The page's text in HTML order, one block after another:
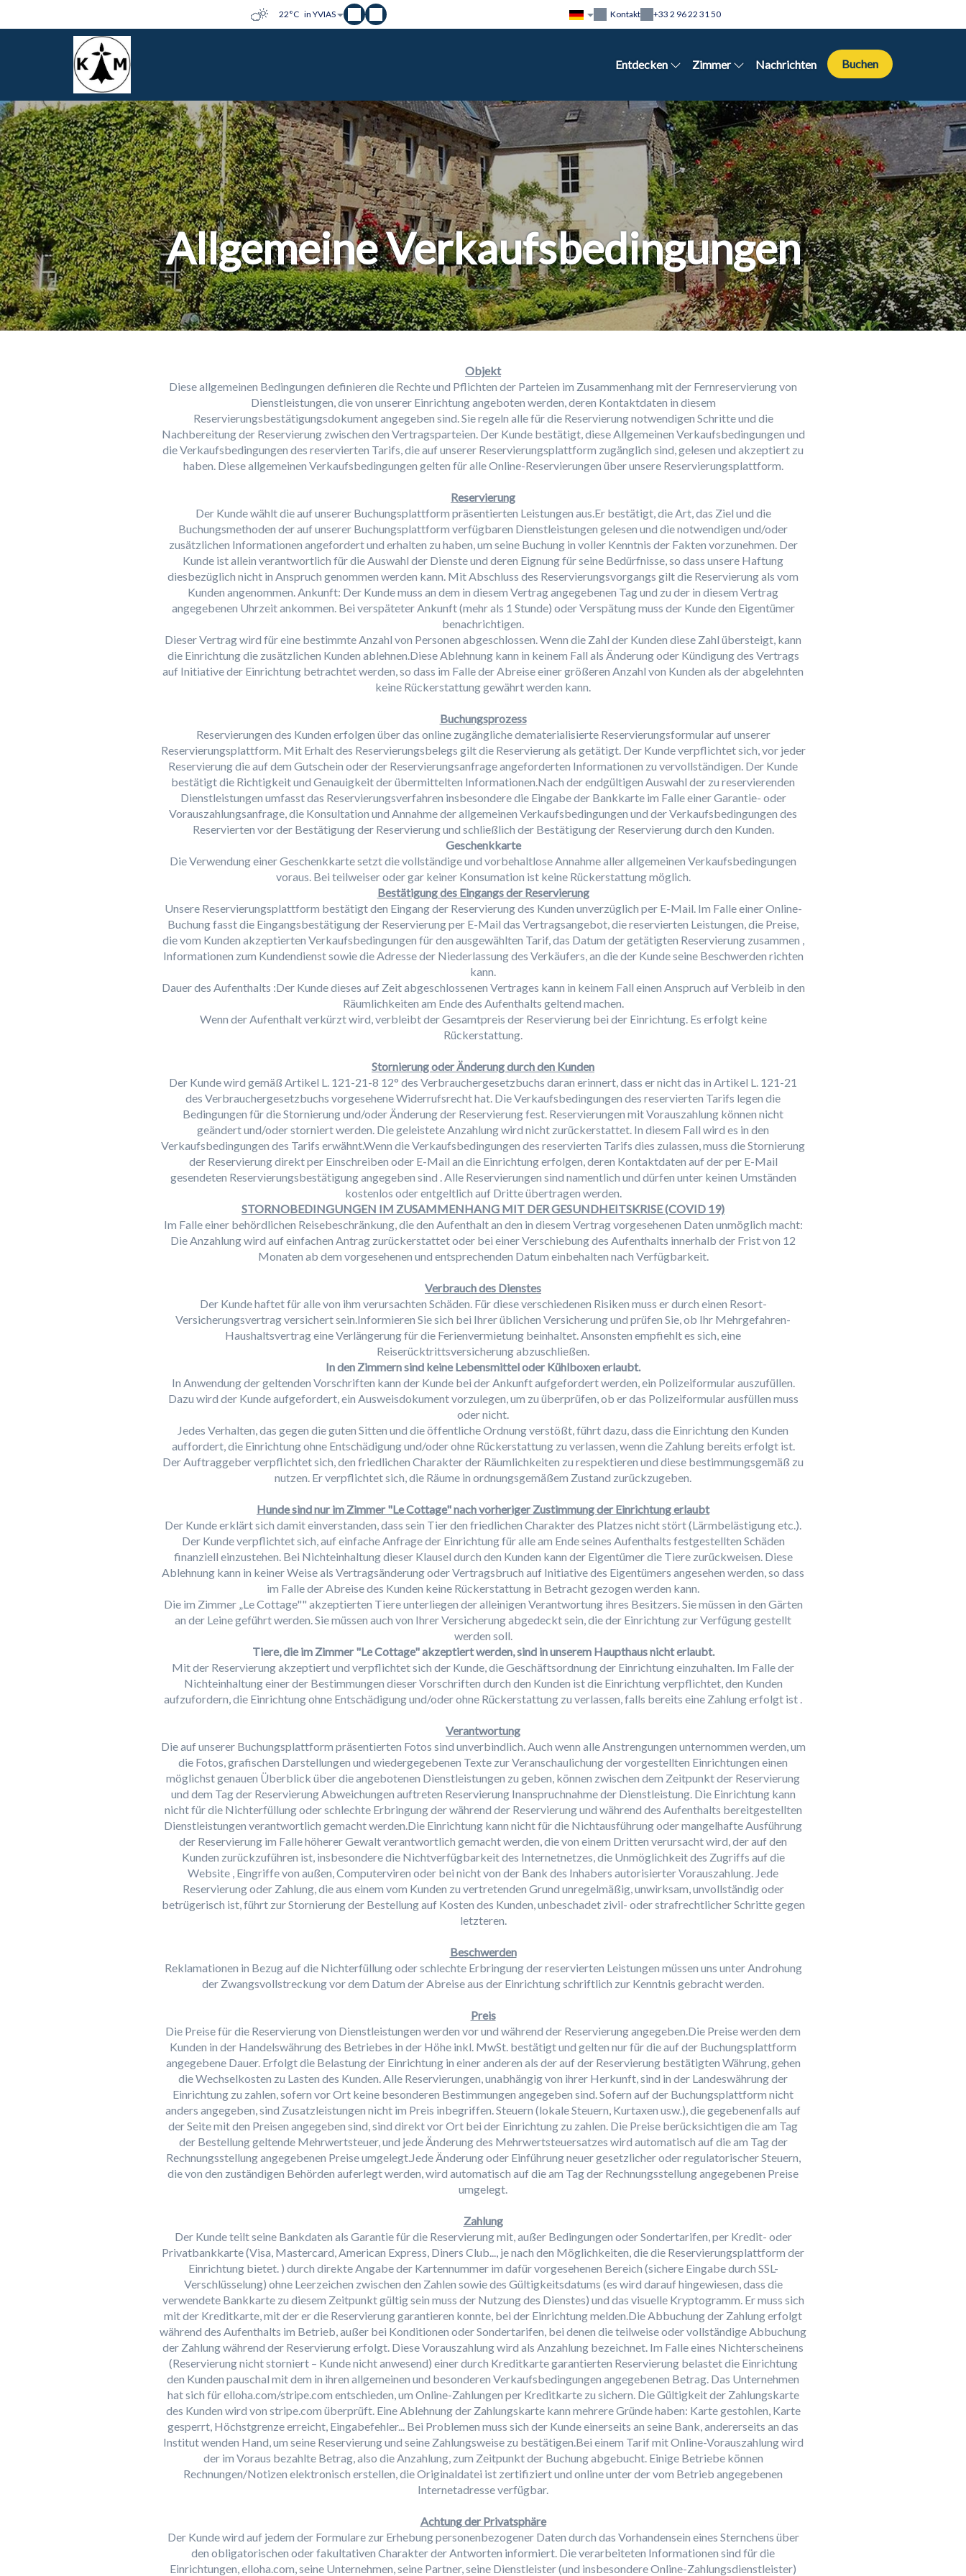
22°C in YVIAS Kontakt +33 2 96 22 31 50
Entdecken Zimmer Nachrichten Buchen
Allgemeine Verkaufsbedingungen
Objekt
Diese allgemeinen Bedingungen definieren die Rechte und Pflichten der Parteien im Zusammenhang mit der Fernreservierung von
Dienstleistungen, die von unserer Einrichtung angeboten werden, deren Kontaktdaten in diesem
Reservierungsbestätigungsdokument angegeben sind. Sie regeln alle für die Reservierung notwendigen Schritte und die
Nachbereitung der Reservierung zwischen den Vertragsparteien. Der Kunde bestätigt, diese Allgemeinen Verkaufsbedingungen und
die Verkaufsbedingungen des reservierten Tarifs, die auf unserer Reservierungsplattform zugänglich sind, gelesen und akzeptiert zu
haben. Diese allgemeinen Verkaufsbedingungen gelten für alle Online-Reservierungen über unsere Reservierungsplattform.
Reservierung
Der Kunde wählt die auf unserer Buchungsplattform präsentierten Leistungen aus.Er bestätigt, die Art, das Ziel und die
Buchungsmethoden der auf unserer Buchungsplattform verfügbaren Dienstleistungen gelesen und die notwendigen und/oder
zusätzlichen Informationen angefordert und erhalten zu haben, um seine Buchung in voller Kenntnis der Fakten vorzunehmen. Der
Kunde ist allein verantwortlich für die Auswahl der Dienste und deren Eignung für seine Bedürfnisse, so dass unsere Haftung
diesbezüglich nicht in Anspruch genommen werden kann. Mit Abschluss des Reservierungsvorgangs gilt die Reservierung als vom
Kunden angenommen. Ankunft: Der Kunde muss an dem in diesem Vertrag angegebenen Tag und zu der in diesem Vertrag
angegebenen Uhrzeit ankommen. Bei verspäteter Ankunft (mehr als 1 Stunde) oder Verspätung muss der Kunde den Eigentümer
benachrichtigen.
Dieser Vertrag wird für eine bestimmte Anzahl von Personen abgeschlossen. Wenn die Zahl der Kunden diese Zahl übersteigt, kann
die Einrichtung die zusätzlichen Kunden ablehnen.Diese Ablehnung kann in keinem Fall als Änderung oder Kündigung des Vertrags
auf Initiative der Einrichtung betrachtet werden, so dass im Falle der Abreise einer größeren Anzahl von Kunden als der abgelehnten
keine Rückerstattung gewährt werden kann.
Buchungsprozess
Reservierungen des Kunden erfolgen über das online zugängliche dematerialisierte Reservierungsformular auf unserer
Reservierungsplattform. Mit Erhalt des Reservierungsbelegs gilt die Reservierung als getätigt. Der Kunde verpflichtet sich, vor jeder
Reservierung die auf dem Gutschein oder der Reservierungsanfrage angeforderten Informationen zu vervollständigen. Der Kunde
bestätigt die Richtigkeit und Genauigkeit der übermittelten Informationen.Nach der endgültigen Auswahl der zu reservierenden
Dienstleistungen umfasst das Reservierungsverfahren insbesondere die Eingabe der Bankkarte im Falle einer Garantie- oder
Vorauszahlungsanfrage, die Konsultation und Annahme der allgemeinen Verkaufsbedingungen und der Verkaufsbedingungen des
Reservierten vor der Bestätigung der Reservierung und schließlich der Bestätigung der Reservierung durch den Kunden.
Geschenkkarte
Die Verwendung einer Geschenkkarte setzt die vollständige und vorbehaltlose Annahme aller allgemeinen Verkaufsbedingungen
voraus. Bei teilweiser oder gar keiner Konsumation ist keine Rückerstattung möglich.
Bestätigung des Eingangs der Reservierung
Unsere Reservierungsplattform bestätigt den Eingang der Reservierung des Kunden unverzüglich per E-Mail. Im Falle einer Online-
Buchung fasst die Eingangsbestätigung der Reservierung per E-Mail das Vertragsangebot, die reservierten Leistungen, die Preise,
die vom Kunden akzeptierten Verkaufsbedingungen für den ausgewählten Tarif, das Datum der getätigten Reservierung zusammen ,
Informationen zum Kundendienst sowie die Adresse der Niederlassung des Verkäufers, an die der Kunde seine Beschwerden richten
kann.
Dauer des Aufenthalts :Der Kunde dieses auf Zeit abgeschlossenen Vertrages kann in keinem Fall einen Anspruch auf Verbleib in den
Räumlichkeiten am Ende des Aufenthalts geltend machen.
Wenn der Aufenthalt verkürzt wird, verbleibt der Gesamtpreis der Reservierung bei der Einrichtung. Es erfolgt keine
Rückerstattung.
Stornierung oder Änderung durch den Kunden
Der Kunde wird gemäß Artikel L. 121-21-8 12° des Verbrauchergesetzbuchs daran erinnert, dass er nicht das in Artikel L. 121-21
des Verbrauchergesetzbuchs vorgesehene Widerrufsrecht hat. Die Verkaufsbedingungen des reservierten Tarifs legen die
Bedingungen für die Stornierung und/oder Änderung der Reservierung fest. Reservierungen mit Vorauszahlung können nicht
geändert und/oder storniert werden. Die geleistete Anzahlung wird nicht zurückerstattet. In diesem Fall wird es in den
Verkaufsbedingungen des Tarifs erwähnt.Wenn die Verkaufsbedingungen des reservierten Tarifs dies zulassen, muss die Stornierung
der Reservierung direkt per Einschreiben oder E-Mail an die Einrichtung erfolgen, deren Kontaktdaten auf der per E-Mail
gesendeten Reservierungsbestätigung angegeben sind . Alle Reservierungen sind namentlich und dürfen unter keinen Umständen
kostenlos oder entgeltlich auf Dritte übertragen werden.
STORNOBEDINGUNGEN IM ZUSAMMENHANG MIT DER GESUNDHEITSKRISE (COVID 19)
Im Falle einer behördlichen Reisebeschränkung, die den Aufenthalt an den in diesem Vertrag vorgesehenen Daten unmöglich macht:
Die Anzahlung wird auf einfachen Antrag zurückerstattet oder bei einer Verschiebung des Aufenthalts innerhalb der Frist von 12
Monaten ab dem vorgesehenen und entsprechenden Datum einbehalten nach Verfügbarkeit.
Verbrauch des Dienstes
Der Kunde haftet für alle von ihm verursachten Schäden. Für diese verschiedenen Risiken muss er durch einen Resort-
Versicherungsvertrag versichert sein.Informieren Sie sich bei Ihrer üblichen Versicherung und prüfen Sie, ob Ihr Mehrgefahren-
Haushaltsvertrag eine Verlängerung für die Ferienvermietung beinhaltet. Ansonsten empfiehlt es sich, eine
Reiserücktrittsversicherung abzuschließen.
In den Zimmern sind keine Lebensmittel oder Kühlboxen erlaubt.
In Anwendung der geltenden Vorschriften kann der Kunde bei der Ankunft aufgefordert werden, ein Polizeiformular auszufüllen.
Dazu wird der Kunde aufgefordert, ein Ausweisdokument vorzulegen, um zu überprüfen, ob er das Polizeiformular ausfüllen muss
oder nicht.
Jedes Verhalten, das gegen die guten Sitten und die öffentliche Ordnung verstößt, führt dazu, dass die Einrichtung den Kunden
auffordert, die Einrichtung ohne Entschädigung und/oder ohne Rückerstattung zu verlassen, wenn die Zahlung bereits erfolgt ist.
Der Auftraggeber verpflichtet sich, den friedlichen Charakter der Räumlichkeiten zu respektieren und diese bestimmungsgemäß zu
nutzen. Er verpflichtet sich, die Räume in ordnungsgemäßem Zustand zurückzugeben.
Hunde sind nur im Zimmer "Le Cottage" nach vorheriger Zustimmung der Einrichtung erlaubt
Der Kunde erklärt sich damit einverstanden, dass sein Tier den friedlichen Charakter des Platzes nicht stört (Lärmbelästigung etc.).
Der Kunde verpflichtet sich, auf einfache Anfrage der Einrichtung für alle am Ende seines Aufenthalts festgestellten Schäden
finanziell einzustehen. Bei Nichteinhaltung dieser Klausel durch den Kunden kann der Eigentümer die Tiere zurückweisen. Diese
Ablehnung kann in keiner Weise als Vertragsänderung oder Vertragsbruch auf Initiative des Eigentümers angesehen werden, so dass
im Falle der Abreise des Kunden keine Rückerstattung in Betracht gezogen werden kann.
Die im Zimmer „Le Cottage"" akzeptierten Tiere unterliegen der alleinigen Verantwortung ihres Besitzers. Sie müssen in den Gärten
an der Leine geführt werden. Sie müssen auch von Ihrer Versicherung abgedeckt sein, die der Einrichtung zur Verfügung gestellt
werden soll.
Tiere, die im Zimmer "Le Cottage" akzeptiert werden, sind in unserem Haupthaus nicht erlaubt.
Mit der Reservierung akzeptiert und verpflichtet sich der Kunde, die Geschäftsordnung der Einrichtung einzuhalten. Im Falle der
Nichteinhaltung einer der Bestimmungen dieser Vorschriften durch den Kunden ist die Einrichtung verpflichtet, den Kunden
aufzufordern, die Einrichtung ohne Entschädigung und/oder ohne Rückerstattung zu verlassen, falls bereits eine Zahlung erfolgt ist .
Verantwortung
Die auf unserer Buchungsplattform präsentierten Fotos sind unverbindlich. Auch wenn alle Anstrengungen unternommen werden, um
die Fotos, grafischen Darstellungen und wiedergegebenen Texte zur Veranschaulichung der vorgestellten Einrichtungen einen
möglichst genauen Überblick über die angebotenen Dienstleistungen zu geben, können zwischen dem Zeitpunkt der Reservierung
und dem Tag der Reservierung Abweichungen auftreten Reservierung Inanspruchnahme der Dienstleistung. Die Einrichtung kann
nicht für die Nichterfüllung oder schlechte Erbringung der während der Reservierung und während des Aufenthalts bereitgestellten
Dienstleistungen verantwortlich gemacht werden.Die Einrichtung kann nicht für die Nichtausführung oder mangelhafte Ausführung
der Reservierung im Falle höherer Gewalt verantwortlich gemacht werden, die von einem Dritten verursacht wird, der auf den
Kunden zurückzuführen ist, insbesondere die Nichtverfügbarkeit des Internetnetzes, die Unmöglichkeit des Zugriffs auf die
Website , Eingriffe von außen, Computerviren oder bei nicht von der Bank des Inhabers autorisierter Vorauszahlung. Jede
Reservierung oder Zahlung, die aus einem vom Kunden zu vertretenden Grund unregelmäßig, unwirksam, unvollständig oder
betrügerisch ist, führt zur Stornierung der Bestellung auf Kosten des Kunden, unbeschadet zivil- oder strafrechtlicher Schritte gegen
letzteren.
Beschwerden
Reklamationen in Bezug auf die Nichterfüllung oder schlechte Erbringung der reservierten Leistungen müssen uns unter Androhung
der Zwangsvollstreckung vor dem Datum der Abreise aus der Einrichtung schriftlich zur Kenntnis gebracht werden.
Preis
Die Preise für die Reservierung von Dienstleistungen werden vor und während der Reservierung angegeben.Die Preise werden dem
Kunden in der Handelswährung des Betriebes in der Höhe inkl. MwSt. bestätigt und gelten nur für die auf der Buchungsplattform
angegebene Dauer. Erfolgt die Belastung der Einrichtung in einer anderen als der auf der Reservierung bestätigten Währung, gehen
die Wechselkosten zu Lasten des Kunden. Alle Reservierungen, unabhängig von ihrer Herkunft, sind in der Landeswährung der
Einrichtung zu zahlen, sofern vor Ort keine besonderen Bestimmungen angegeben sind. Sofern auf der Buchungsplattform nicht
anders angegeben, sind Zusatzleistungen nicht im Preis inbegriffen. Steuern (lokale Steuern, Kurtaxen usw.), die gegebenenfalls auf
der Seite mit den Preisen angegeben sind, sind direkt vor Ort bei der Einrichtung zu zahlen. Die Preise berücksichtigen die am Tag
der Bestellung geltende Mehrwertsteuer, und jede Änderung des Mehrwertsteuersatzes wird automatisch auf die am Tag der
Rechnungsstellung angegebenen Preise umgelegt.Jede Änderung oder Einführung neuer gesetzlicher oder regulatorischer Steuern,
die von den zuständigen Behörden auferlegt werden, wird automatisch auf die am Tag der Rechnungsstellung angegebenen Preise
umgelegt.
Zahlung
Der Kunde teilt seine Bankdaten als Garantie für die Reservierung mit, außer Bedingungen oder Sondertarifen, per Kredit- oder
Privatbankkarte (Visa, Mastercard, American Express, Diners Club..., je nach den Möglichkeiten, die die Reservierungsplattform der
Einrichtung bietet. ) durch direkte Angabe der Kartennummer im dafür vorgesehenen Bereich (sichere Eingabe durch SSL-
Verschlüsselung) ohne Leerzeichen zwischen den Zahlen sowie des Gültigkeitsdatums (es wird darauf hingewiesen, dass die
verwendete Bankkarte zu diesem Zeitpunkt gültig sein muss der Nutzung des Dienstes) und das visuelle Kryptogramm. Er muss sich
mit der Kreditkarte, mit der er die Reservierung garantieren konnte, bei der Einrichtung melden.Die Abbuchung der Zahlung erfolgt
während des Aufenthalts im Betrieb, außer bei Konditionen oder Sondertarifen, bei denen die teilweise oder vollständige Abbuchung
der Zahlung während der Reservierung erfolgt. Diese Vorauszahlung wird als Anzahlung bezeichnet. Im Falle eines Nichterscheinens
(Reservierung nicht storniert – Kunde nicht anwesend) einer durch Kreditkarte garantierten Reservierung belastet die Einrichtung
den Kunden pauschal mit dem in ihren allgemeinen und besonderen Verkaufsbedingungen angegebenen Betrag. Das Unternehmen
hat sich für elloha.com/stripe.com entschieden, um Online-Zahlungen per Kreditkarte zu sichern. Die Gültigkeit der Zahlungskarte
des Kunden wird von stripe.com überprüft. Eine Ablehnung der Zahlungskarte kann mehrere Gründe haben: Karte gestohlen, Karte
gesperrt, Höchstgrenze erreicht, Eingabefehler... Bei Problemen muss sich der Kunde einerseits an seine Bank, andererseits an das
Institut wenden Hand, um seine Reservierung und seine Zahlungsweise zu bestätigen.Bei einem Tarif mit Online-Vorauszahlung wird
der im Voraus bezahlte Betrag, also die Anzahlung, zum Zeitpunkt der Buchung abgebucht. Einige Betriebe können
Rechnungen/Notizen elektronisch erstellen, die Originaldatei ist zertifiziert und online unter der vom Betrieb angegebenen
Internetadresse verfügbar.
Achtung der Privatsphäre
Der Kunde wird auf jedem der Formulare zur Erhebung personenbezogener Daten durch das Vorhandensein eines Sternchens über
den obligatorischen oder fakultativen Charakter der Antworten informiert. Die verarbeiteten Informationen sind für die
Einrichtungen, elloha.com, seine Unternehmen, seine Partner, seine Dienstleister (und insbesondere Online-Zahlungsdienstleister)